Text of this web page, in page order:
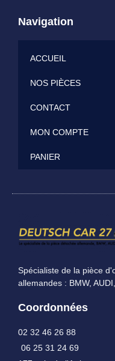
Navigation
ACCUEIL
NOS PIÈCES
CONTACT
MON COMPTE
PANIER
Spécialiste de la pièce
allemandes : BMW,
Coordonnées
02 32 46 26 88
06 25 31 24 69